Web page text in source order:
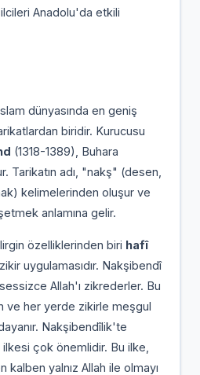
Anadolu'da etkili
dünyasında en geniş
biridir. Kurucusu
(1318-1389), Buhara
Tarikatın adı, "nakş" (desen,
kelimelerinden oluşur ve
anlamına gelir.
özelliklerinden biri hafî
uygulamasıdır. Nakşibendî
Allah'ı zikrederler. Bu
ve her yerde zikirle meşgul
Nakşibendîlik'te
çok önemlidir. Bu ilke,
yalnız Allah ile olmayı